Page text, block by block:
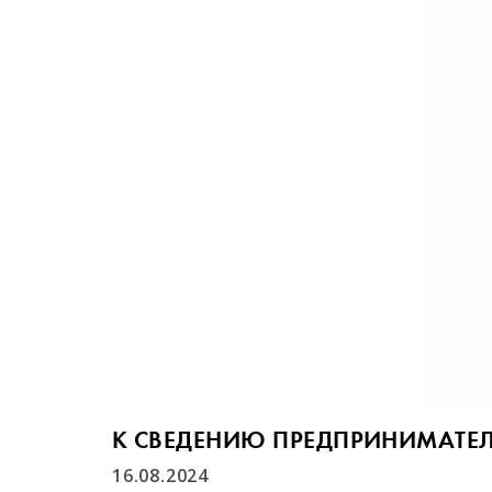
К СВЕДЕНИЮ
16.08.2024